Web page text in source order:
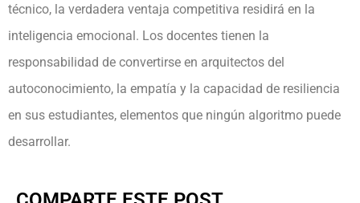
técnico, la verdadera ventaja competitiva residirá en la
inteligencia emocional. Los docentes tienen la
responsabilidad de convertirse en arquitectos del
autoconocimiento, la empatía y la capacidad de resiliencia
en sus estudiantes, elementos que ningún algoritmo puede
desarrollar.